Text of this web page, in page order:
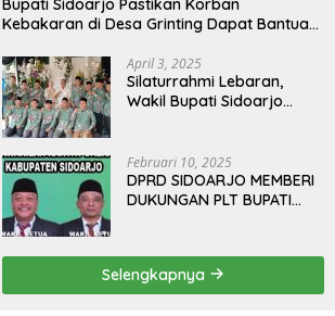
Kebakaran di Desa Grinting Dapat Bantuan
April 3, 2025
Silaturrahmi Lebaran,
Wakil Bupati Sidoarjo
Februari 10, 2025
DPRD SIDOARJO MEMBERI
DUKUNGAN PLT BUPATI
OUTDOOR LEARNING
(ODL) TK, PAUD, SD,
SMP/MTS KELUAR KOTA
Selengkapnya